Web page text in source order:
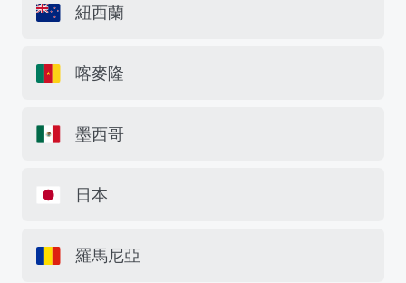
紐西蘭
喀麥隆
墨西哥
日本
羅馬尼亞